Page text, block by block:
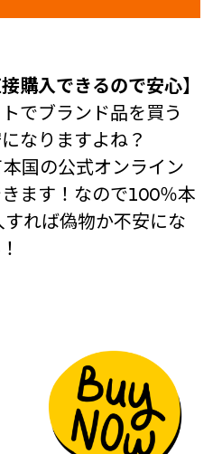
購入できるので安心】
でブランド品を買う
なりますよね？
国の公式オンライン
ます！なので100％本
れば偽物か不安にな